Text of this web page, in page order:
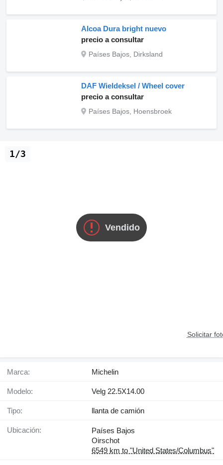
Alcoa Dura bright nuevo
precio a consultar
Países Bajos, Dirksland
DAF Wieldeksel / Wheel cover
precio a consultar
Países Bajos, Hoensbroek
Vendido
Solicitar
1/3
Marca: Michelin
Modelo: Velg 22.5X14.00
Tipo: llanta de camión
Ubicación:
Países Bajos
Oirschot
6549 km to "United States/Columbus"